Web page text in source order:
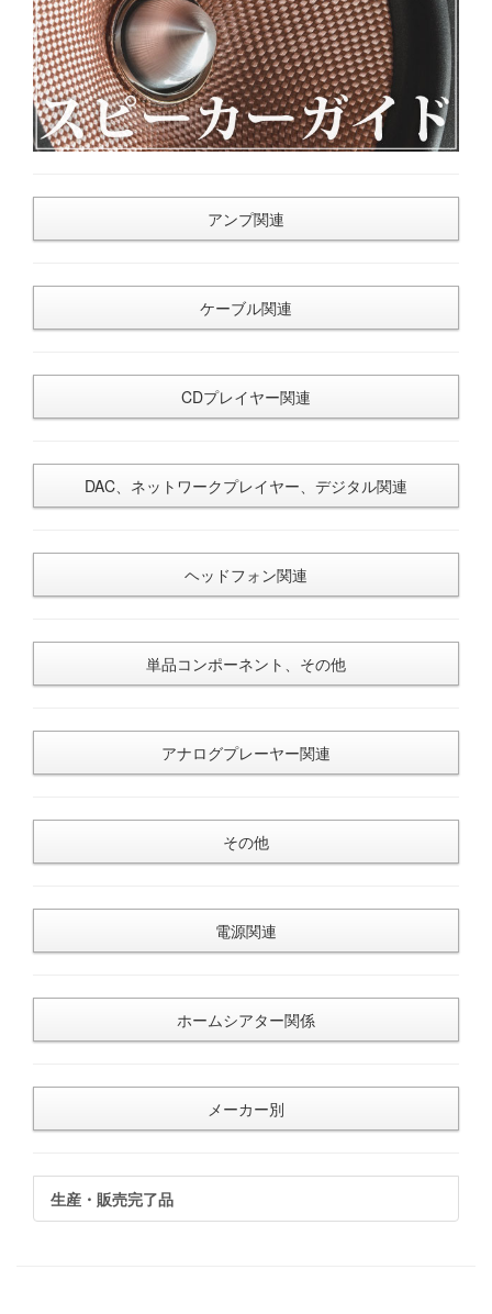
アンプ関連
ケーブル関連
CDプレイヤー関連
DAC、ネットワークプレイヤー、デジタル関連
ヘッドフォン関連
単品コンポーネント、その他
アナログプレーヤー関連
その他
電源関連
ホームシアター関係
メーカー別
生産・販売完了品